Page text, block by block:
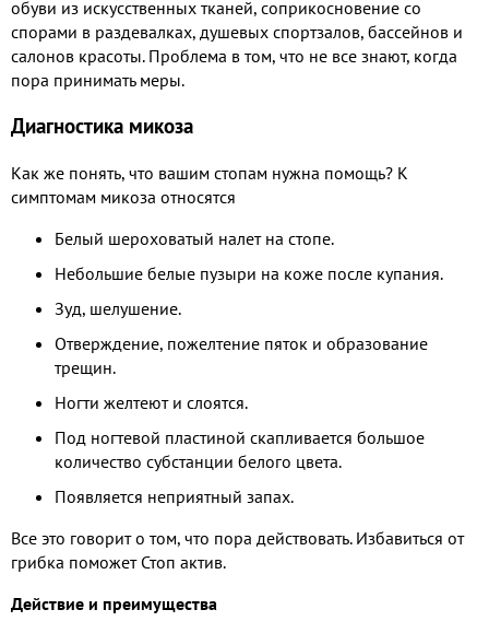
обуви из искусственных тканей, соприкосновение со
спорами в раздевалках, душевых спортзалов, бассейнов и
салонов красоты. Проблема в том, что не все знают, когда
пора принимать меры.
Диагностика микоза
Как же понять, что вашим стопам нужна помощь? К
симптомам микоза относятся
Белый шероховатый налет на стопе.
Небольшие белые пузыри на коже после купания.
Зуд, шелушение.
Отверждение, пожелтение пяток и образование
трещин.
Ногти желтеют и слоятся.
Под ногтевой пластиной скапливается большое
количество субстанции белого цвета.
Появляется неприятный запах.
Все это говорит о том, что пора действовать. Избавиться от
грибка поможет Стоп актив.
Действие и преимущества